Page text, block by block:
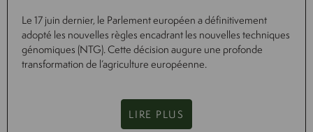
Le 17 juin dernier, le Parlement européen a définitivement
adopté les nouvelles règles encadrant les nouvelles techniques
génomiques (NTG). Cette décision augure une profonde
transformation de l’agriculture européenne.
LIRE PLUS